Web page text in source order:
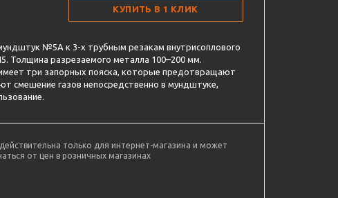
КУПИТЬ В 1 КЛИК
№5А к 3-х трубным резакам внутрисоплового
Толщина разрезаемого металла 100–200 мм.
три запорных пояска, которые предотвращают
смешение газов непосредственно в мундштуке,
только для интернет-магазина и может
от цен в розничных магазинах